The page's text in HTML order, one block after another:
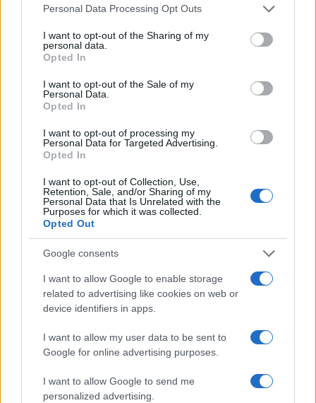
Please note that this website/app uses one or more Google
not limited to your visit or usage behaviour. You may click to
grant or deny consent to Google and its third-party tags to
use your data for below specified purposes in below Google
consent section.
Personal Data Processing Opt Outs
I want to opt-out of the Sharing of my
personal data.
Opted In
I want to opt-out of the Sale of my
Personal Data.
Opted In
I want to opt-out of processing my
Personal Data for Targeted Advertising.
Opted In
I want to opt-out of Collection, Use,
Retention, Sale, and/or Sharing of my
Personal Data that Is Unrelated with the
Purposes for which it was collected.
Opted Out
Google consents
I want to allow Google to enable storage
related to advertising like cookies on web or
device identifiers in apps.
I want to allow my user data to be sent to
Google for online advertising purposes.
I want to allow Google to send me
personalized advertising.
di investimenti veronese partendo dai bilanci
analista finanziaria che coordina dossier su
PMI e mercati. Laureata in economia, collabora
con camerali locali e cura newsletter
economiche territoriali.